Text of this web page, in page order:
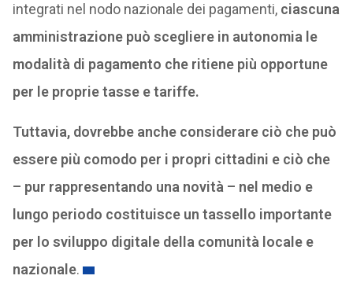
integrati nel nodo nazionale dei pagamenti, ciascuna
amministrazione può scegliere in autonomia le
modalità di pagamento che ritiene più opportune
per le proprie tasse e tariffe.
Tuttavia, dovrebbe anche considerare ciò che può
essere più comodo per i propri cittadini e ciò che
– pur rappresentando una novità – nel medio e
lungo periodo costituisce un tassello importante
per lo sviluppo digitale della comunità locale e
nazionale.